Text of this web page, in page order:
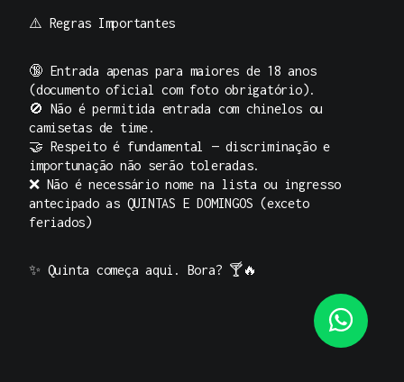
⚠️ Regras Importantes
🔞 Entrada apenas para maiores de 18 anos
(documento oficial com foto obrigatório).
🚫 Não é permitida entrada com chinelos ou
camisetas de time.
🤝 Respeito é fundamental — discriminação e
importunação não serão toleradas.
❌ Não é necessário nome na lista ou ingresso
antecipado as QUINTAS E DOMINGOS (exceto
feriados)
✨ Quinta começa aqui. Bora? 🍸🔥